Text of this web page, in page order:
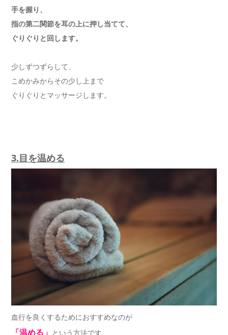
手を握り、
指の第二関節を耳の上に押し当てて、
ぐりぐりと回します。
少しずつずらして、
こめかみからその少し上まで
ぐりぐりとマッサージします。
3.目を温める
血行を良くするためにおすすめなのが
「温める」 という方法です。